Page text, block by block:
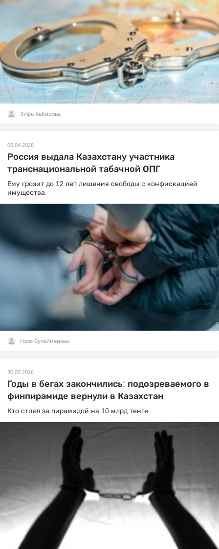
Зифа Хабирова
06.04.2026
Россия выдала Казахстану участника
транснациональной табачной ОПГ
Ему грозит до 12 лет лишения свободы с конфискацией
имущества.
Нэля Сулейменова
30.03.2026
Годы в бегах закончились: подозреваемого в
финпирамиде вернули в Казахстан
Кто стоял за пирамидой на 10 млрд тенге.